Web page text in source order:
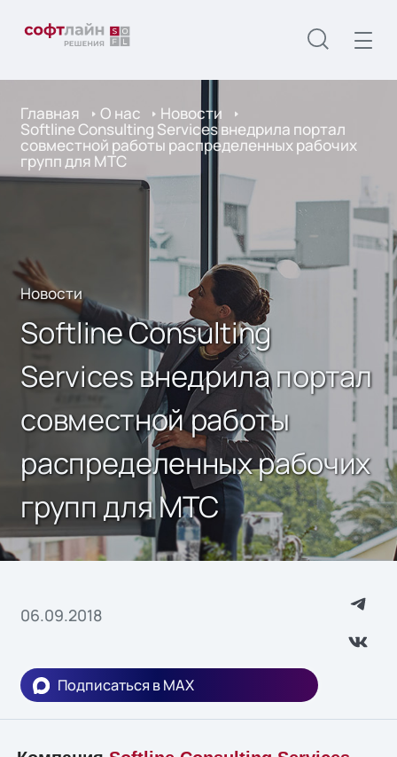
Главная О нас Новости
Softline Consulting Services внедрила портал
совместной работы распределенных рабочих
групп для МТС
Новости
Softline Consulting
Services внедрила портал
совместной работы
распределенных рабочих
групп для МТС
06.09.2018
Подписаться в MAX